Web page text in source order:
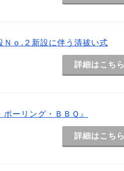
ｏ.２新設に伴う清祓い式
詳細はこちら
ーリング・ＢＢＱ』
詳細はこちら